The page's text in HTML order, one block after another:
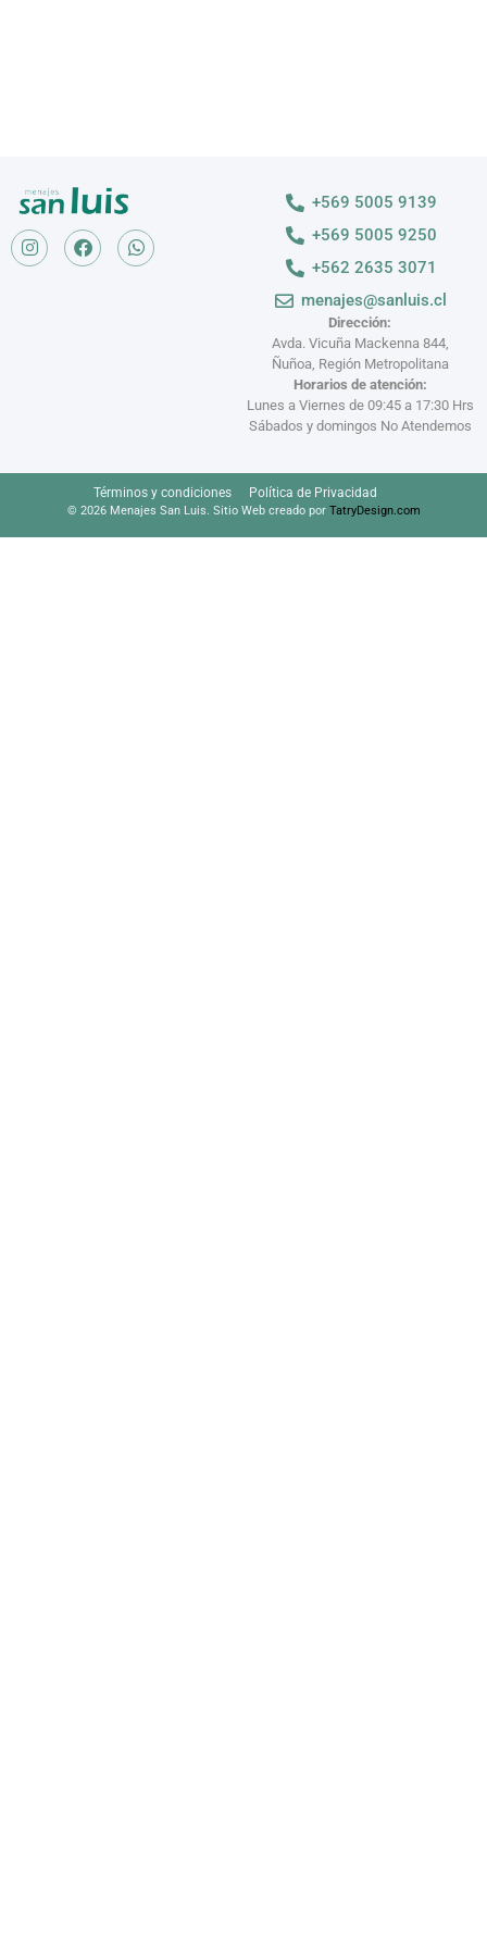
Dirección:
Avda. Vicuña Mackenna 844,
Ñuñoa, Región Metropolitana
Horarios de atención:
Lunes a Viernes de 09:45 a 17:30 Hrs
Sábados y domingos No Atendemos
+569 5005 9139
+569 5005 9250
+562 2635 3071
menajes@sanluis.cl
Términos y condiciones Política de Privacidad
© 2026 Menajes San Luis. Sitio Web creado por TatryDesign.com